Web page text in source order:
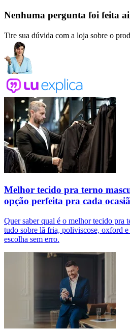
Nenhuma pergunta foi feita
Tire sua dúvida com a loja sobre o
Melhor tecido pra terno
opção perfeita pra cada
Quer saber qual é o melhor tecido pra
tudo sobre lã fria, poliviscose, oxford
escolha sem erro.